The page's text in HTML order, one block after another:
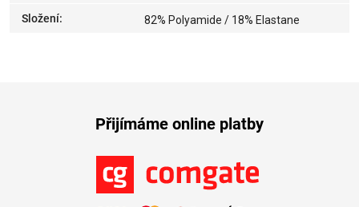
Složení: 82% Polyamide / 18% Elastane
Přijímáme online platby